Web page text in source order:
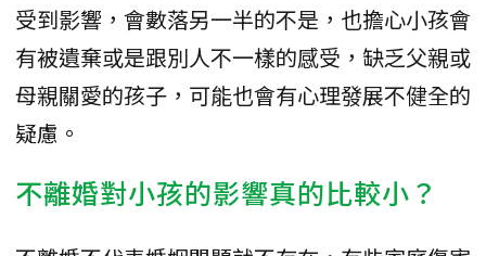
受到影響，會數落另一半的不是，也擔心小孩會
有被遺棄或是跟別人不一樣的感受，缺乏父親或
母親關愛的孩子，可能也會有心理發展不健全的
疑慮。
不離婚對小孩的影響真的比較小？